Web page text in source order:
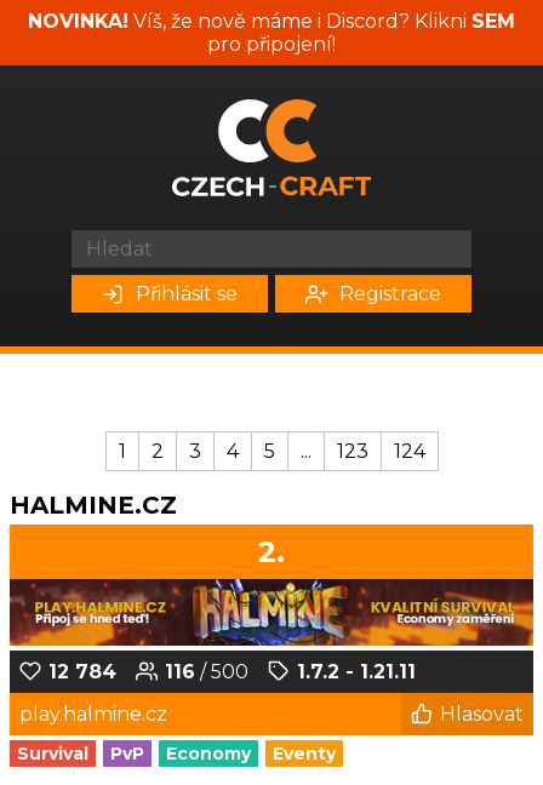
NOVINKA! Víš, že nově máme i Discord? Klikni SEM
pro připojení!
Přihlásit se Registrace
1 2 3 4 5 ... 123 124
HALMINE.CZ
2.
12 784 116 / 500
1.7.2 - 1.21.11
play.halmine.cz
Hlasovat
Survival PvP Economy Eventy